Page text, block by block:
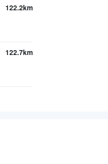
122.2km
122.7km